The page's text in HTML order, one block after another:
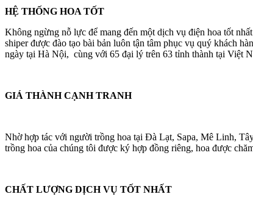
HỆ THỐNG HOA TỐT
Không ngừng nỗ lực để mang đến một dịch vụ điện hoa tốt
shiper được đào tạo bài bản luôn tận tâm phục vụ quý khách
ngày tại Hà Nội, cùng với 65 đại lý trên 63 tỉnh thành tại Việt
GIÁ THÀNH CẠNH TRANH
Nhờ hợp tác với người trồng hoa tại Đà Lạt, Sapa, Mê Linh,
trồng hoa của chúng tôi được ký hợp đồng riêng, hoa được
CHẤT LƯỢNG DỊCH VỤ TỐT NHẤT